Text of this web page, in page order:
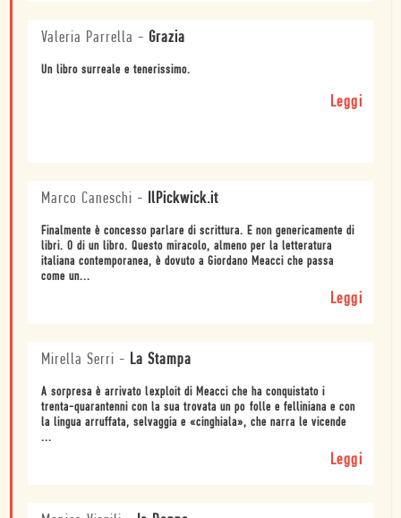
Valeria Parrella - Grazia
Un libro surreale e tenerissimo.
Leggi
Marco Caneschi - IlPickwick.it
Finalmente è concesso parlare di scrittura. E non genericamente di
libri. O di un libro. Questo miracolo, almeno per la letteratura
italiana contemporanea, è dovuto a Giordano Meacci che passa
come un...
Leggi
Mirella Serri - La Stampa
A sorpresa è arrivato lexploit di Meacci che ha conquistato i
trenta-quarantenni con la sua trovata un po folle e felliniana e con
la lingua arruffata, selvaggia e «cinghiala», che narra le vicende
...
Leggi